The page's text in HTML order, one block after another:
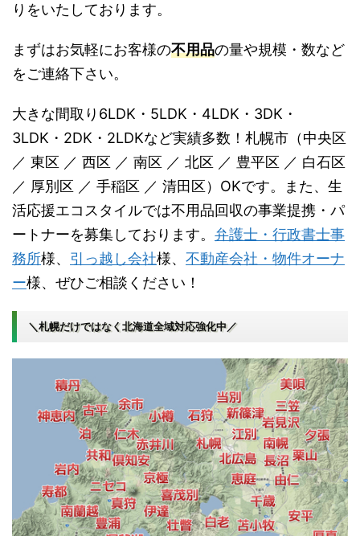
りをいたしております。
まずはお気軽にお客様の不用品の量や規模・数など
をご連絡下さい。
大きな間取り6LDK・5LDK・4LDK・3DK・
3LDK・2DK・2LDKなど実績多数！札幌市（中央区
／ 東区 ／ 西区 ／ 南区 ／ 北区 ／ 豊平区 ／ 白石区
／ 厚別区 ／ 手稲区 ／ 清田区）OKです。また、生
活応援エコスタイルでは不用品回収の事業提携・パ
ートナーを募集しております。 弁護士・行政書士事
務所様、 引っ越し会社様、 不動産会社・物件オーナ
ー様、ぜひご相談ください！
＼札幌だけではなく北海道全域対応強化中／